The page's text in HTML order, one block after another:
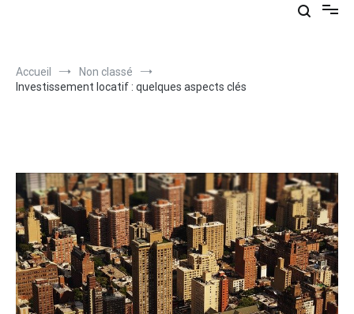
Accueil
Non classé
Investissement locatif : quelques aspects clés